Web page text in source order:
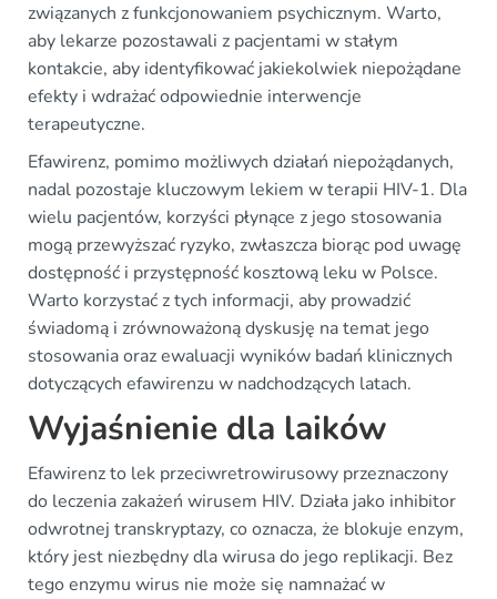
związanych z funkcjonowaniem psychicznym. Warto,
aby lekarze pozostawali z pacjentami w stałym
kontakcie, aby identyfikować jakiekolwiek niepożądane
efekty i wdrażać odpowiednie interwencje
terapeutyczne.
Efawirenz, pomimo możliwych działań niepożądanych,
nadal pozostaje kluczowym lekiem w terapii HIV-1. Dla
wielu pacjentów, korzyści płynące z jego stosowania
mogą przewyższać ryzyko, zwłaszcza biorąc pod uwagę
dostępność i przystępność kosztową leku w Polsce.
Warto korzystać z tych informacji, aby prowadzić
świadomą i zrównoważoną dyskusję na temat jego
stosowania oraz ewaluacji wyników badań klinicznych
dotyczących efawirenzu w nadchodzących latach.
Wyjaśnienie dla laików
Efawirenz to lek przeciwretrowirusowy przeznaczony
do leczenia zakażeń wirusem HIV. Działa jako inhibitor
odwrotnej transkryptazy, co oznacza, że blokuje enzym,
który jest niezbędny dla wirusa do jego replikacji. Bez
tego enzymu wirus nie może się namnażać w